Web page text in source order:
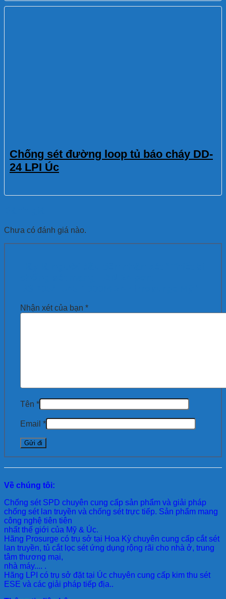
Chống sét đường loop tủ báo cháy DD-
24 LPI Úc
Chưa có đánh giá nào.
Nhận xét của bạn *
Tên *
Email *
Về chúng tôi:
Chống sét SPD chuyên cung cấp sản phẩm và giải pháp
chống sét lan truyền và chống sét trực tiếp. Sản phẩm mang
công nghệ tiên tiên
nhất thế giới của Mỹ & Úc.
Hãng Prosurge có trụ sở tại Hoa Kỳ chuyên cung cấp cắt sét
lan truyền, tủ cắt lọc sét ứng dụng rộng rãi cho nhà ở, trung
tâm thương mại,
nhà máy.... .
Hãng LPI có trụ sở đặt tại Úc chuyên cung cấp kim thu sét
ESE và các giải pháp tiếp địa..